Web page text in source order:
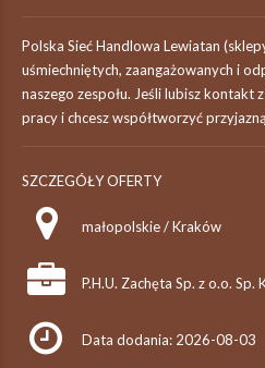
Polska Sieć Handlowa Lewiatan
uśmiechniętych, zaangażowanych i
naszego zespołu. Jeśli lubisz kontakt
pracy i chcesz współtworzyć
SZCZEGÓŁY OFERTY
małopolskie / Kraków
P.H.U. Zachęta Sp. z o.o. Sp.
Data dodania: 2026-08-03